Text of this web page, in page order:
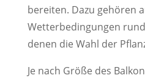
bereiten. Dazu gehören
Wetterbedingungen
denen die Wahl der
Je nach Größe des